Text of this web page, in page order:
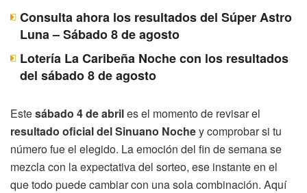
Consulta ahora los resultados del Súper Astro
Luna – Sábado 8 de agosto
Lotería La Caribeña Noche con los resultados
del sábado 8 de agosto
Estesábado 4 de abriles el momento de revisar el
resultado oficial del Sinuano Nochey comprobar si tu
número fue el elegido. La emoción del fin de semana se
mezcla con la expectativa del sorteo, ese instante en el
que todo puede cambiar con una sola combinación. Aquí